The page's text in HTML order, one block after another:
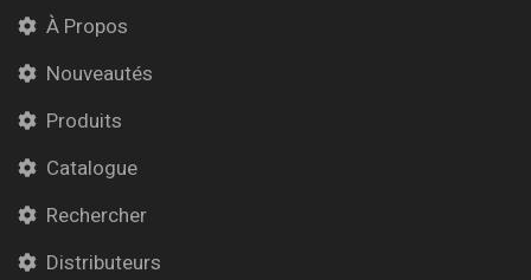
À Propos
Nouveautés
Produits
Catalogue
Rechercher
Distributeurs